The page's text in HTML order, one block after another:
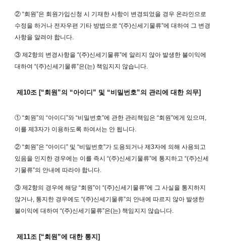
② “회원”은 회원가입신청 시 기재한 사항이 변경되었을 경우 온라인으로
수정을 하거나 전자우편 기타 방법으로 “(주)신세기물류”에 대하여 그 변경
사항을 알려야 합니다.
③ 제2항의 변경사항을 “(주)신세기물류”에 알리지 않아 발생한 불이익에
대하여 “(주)신세기물류”은(는) 책임지지 않습니다.
제10조 [“회원”의 “아이디” 및 “비밀번호”의 관리에 대한 의무]
① “회원”의 “아이디”와 “비밀번호”에 관한 관리책임은 “회원”에게 있으며,
이를 제3자가 이용하도록 하여서는 안 됩니다.
② “회원”은 “아이디” 및 “비밀번호”가 도용되거나 제3자에 의해 사용되고
있음을 인지한 경우에는 이를 즉시 “(주)신세기물류”에 통지하고 “(주)신세
기물류”의 안내에 따라야 합니다.
③ 제2항의 경우에 해당 “회원”이 “(주)신세기물류”에 그 사실을 통지하지
않거나, 통지한 경우에도 “(주)신세기물류”의 안내에 따르지 않아 발생한
불이익에 대하여 “(주)신세기물류”은(는) 책임지지 않습니다.
제11조 [“회원”에 대한 통지]